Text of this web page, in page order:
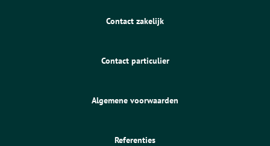
Contact zakelijk
Contact particulier
Algemene voorwaarden
Referenties